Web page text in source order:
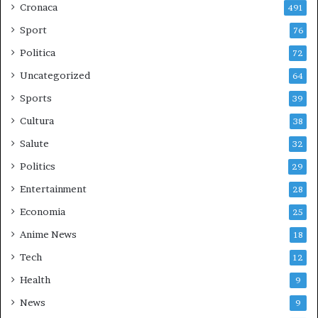
Cronaca 491
Sport 76
Politica 72
Uncategorized 64
Sports 39
Cultura 38
Salute 32
Politics 29
Entertainment 28
Economia 25
Anime News 18
Tech 12
Health 9
News 9